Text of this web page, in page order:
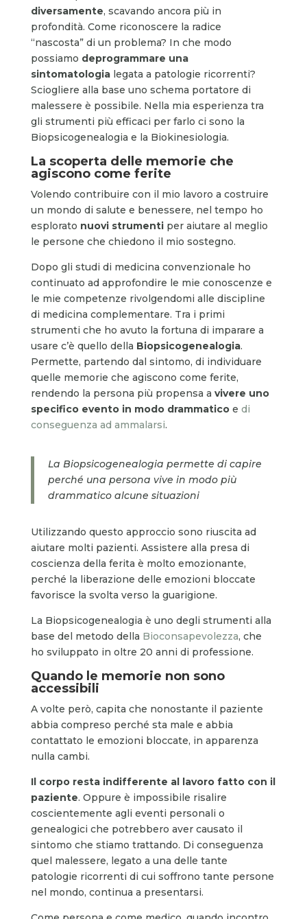
diversamente, scavando ancora più in
profondità. Come riconoscere la radice
“nascosta” di un problema? In che modo
possiamo deprogrammare una
sintomatologia legata a patologie ricorrenti?
Sciogliere alla base uno schema portatore di
malessere è possibile. Nella mia esperienza tra
gli strumenti più efficaci per farlo ci sono la
Biopsicogenealogia e la Biokinesiologia.
La scoperta delle memorie che
agiscono come ferite
Volendo contribuire con il mio lavoro a costruire
un mondo di salute e benessere, nel tempo ho
esplorato nuovi strumenti per aiutare al meglio
le persone che chiedono il mio sostegno.
Dopo gli studi di medicina convenzionale ho
continuato ad approfondire le mie conoscenze e
le mie competenze rivolgendomi alle discipline
di medicina complementare. Tra i primi
strumenti che ho avuto la fortuna di imparare a
usare c’è quello della Biopsicogenealogia.
Permette, partendo dal sintomo, di individuare
quelle memorie che agiscono come ferite,
rendendo la persona più propensa a vivere uno
specifico evento in modo drammatico e di
conseguenza ad ammalarsi.
La Biopsicogenealogia permette di capire
perché una persona vive in modo più
drammatico alcune situazioni
Utilizzando questo approccio sono riuscita ad
aiutare molti pazienti. Assistere alla presa di
coscienza della ferita è molto emozionante,
perché la liberazione delle emozioni bloccate
favorisce la svolta verso la guarigione.
La Biopsicogenealogia è uno degli strumenti alla
base del metodo della Bioconsapevolezza, che
ho sviluppato in oltre 20 anni di professione.
Quando le memorie non sono
accessibili
A volte però, capita che nonostante il paziente
abbia compreso perché sta male e abbia
contattato le emozioni bloccate, in apparenza
nulla cambi.
Il corpo resta indifferente al lavoro fatto con il
paziente. Oppure è impossibile risalire
coscientemente agli eventi personali o
genealogici che potrebbero aver causato il
sintomo che stiamo trattando. Di conseguenza
quel malessere, legato a una delle tante
patologie ricorrenti di cui soffrono tante persone
nel mondo, continua a presentarsi.